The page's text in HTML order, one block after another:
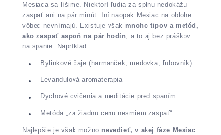
Mesiaca sa líšime. Niektorí ľudia za splnu nedokážu
zaspať ani na pár minút. Iní naopak Mesiac na oblohe
vôbec nevnímajú. Existuje však mnoho tipov a metód,
ako zaspať aspoň na pár hodín , a to aj bez práškov
na spanie. Napríklad:
Bylinkové čaje (harmanček, medovka, ľubovník)
Levandulová aromaterapia
Dychové cvičenia a meditácie pred spaním
Metóda „za žiadnu cenu nesmiem zaspať“
Najlepšie je však možno nevedieť, v akej fáze Mesiac